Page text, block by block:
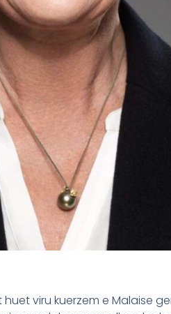
viru kuerzem e Malaise